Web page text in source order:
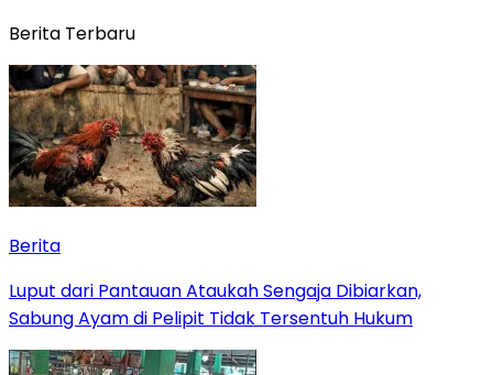
Berita Terbaru
Berita
Luput dari Pantauan Ataukah Sengaja Dibiarkan,
Sabung Ayam di Pelipit Tidak Tersentuh Hukum